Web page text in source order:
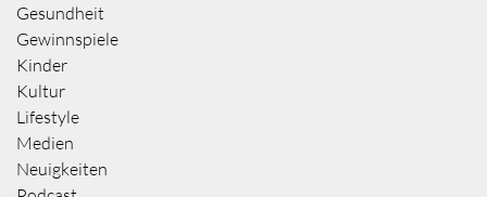
Gesundheit
Gewinnspiele
Kinder
Kultur
Lifestyle
Medien
Neuigkeiten